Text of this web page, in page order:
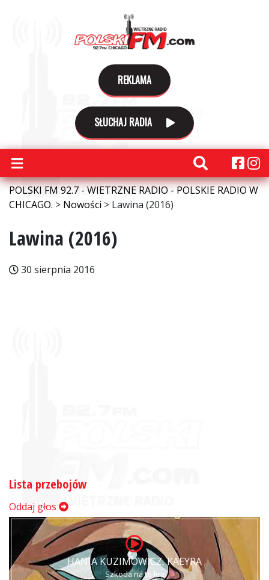
REKLAMA
SŁUCHAJ RADIA
POLSKI FM 92.7 - WIETRZNE RADIO - POLSKIE RADIO W
CHICAGO. > Nowości > Lawina (2016)
Lawina (2016)
30 sierpnia 2016
Lista przebojów
Oddaj głos
HANIA KUZIMOWICZ, KAEYRA
Szkoda na to łez